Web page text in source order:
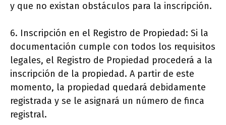
y que no existan obstáculos para la inscripción.
6. Inscripción en el Registro de Propiedad: Si la
documentación cumple con todos los requisitos
legales, el Registro de Propiedad procederá a la
inscripción de la propiedad. A partir de este
momento, la propiedad quedará debidamente
registrada y se le asignará un número de finca
registral.